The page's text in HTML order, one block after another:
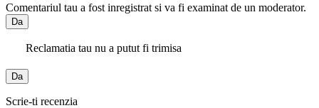
Comentariul tau a fost inregistrat si va fi examinat de un moderator.
Da
Reclamatia tau nu a putut fi trimisa
Da
Scrie-ti recenzia